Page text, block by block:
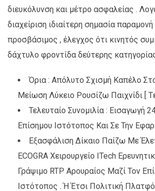
διευκόλυνση και μέτρο ασφαλείας .
διαχείριση ιδιαίτερη σημασία
προσβάσιμος , έλεγχος ότι κινητός
δάχτυλο φροντίδα δεύτερης
Όρια : Απόλυτο Σχισμή Καπέλο
Μείωση Λύκειο Ρουσίζω Παιχνίδι [
Τελευταίο Συνομιλία : Εισαγωγή
Επίσημου Ιστότοπος Και Σε Την
Εξασφάλιση Δίκαιο Παίζω Με
ECOGRA Χειρουργείο ITech
Γράψιμο RTP Αρουραίος Μαζί Τον
Ιστότοπος . Ή Έτσι Πολιτική